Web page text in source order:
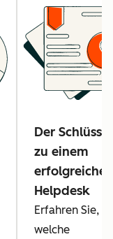
Der Schlüssel
zu einem
erfolgreichen
Helpdesk
Erfahren Sie,
welche